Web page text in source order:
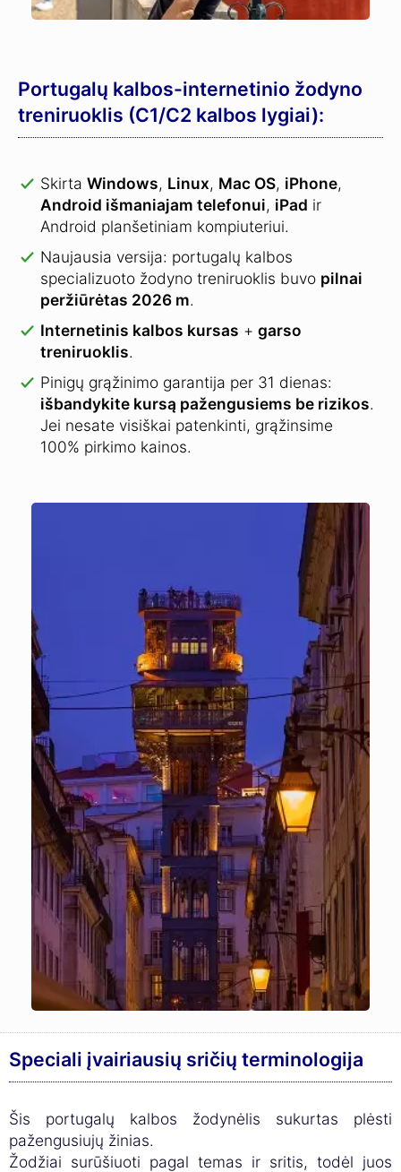
Portugalų kalbos-internetinio žodyno
treniruoklis (C1/C2 kalbos lygiai):
Skirta Windows, Linux, Mac OS, iPhone,
Android išmaniajam telefonui, iPad ir
Android planšetiniam kompiuteriui.
Naujausia versija: portugalų kalbos
specializuoto žodyno treniruoklis buvo pilnai
peržiūrėtas 2026 m.
Internetinis kalbos kursas + garso
treniruoklis.
Pinigų grąžinimo garantija per 31 dienas:
išbandykite kursą pažengusiems be rizikos.
Jei nesate visiškai patenkinti, grąžinsime
100% pirkimo kainos.
Speciali įvairiausių sričių terminologija
Šis portugalų kalbos žodynėlis sukurtas plėsti
pažengusiujų žinias.
Žodžiai surūšiuoti pagal temas ir sritis, todėl juos